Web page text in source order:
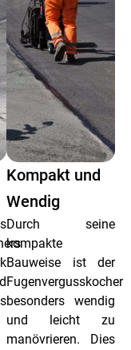
Kompakt und
Wendig
Durch seine
kompakte
Bauweise ist der
Fugenvergusskocher
besonders wendig
und leicht zu
manövrieren. Dies